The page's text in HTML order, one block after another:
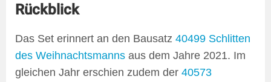
Rückblick
Das Set erinnert an den Bausatz 40499 Schlitten
des Weihnachtsmanns aus dem Jahre 2021. Im
gleichen Jahr erschien zudem der 40573